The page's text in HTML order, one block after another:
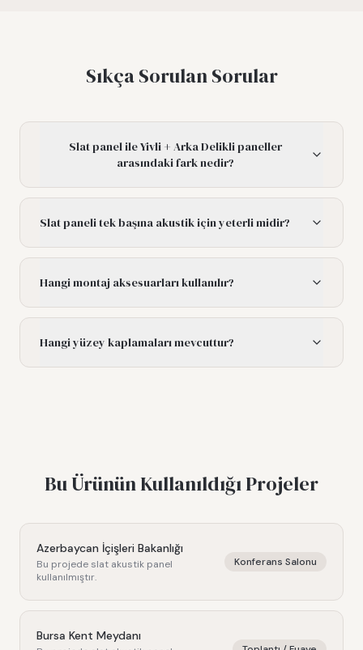
Sıkça Sorulan Sorular
Slat panel ile Yivli + Arka Delikli paneller
arasındaki fark nedir?
Slat paneli tek başına akustik için yeterli midir?
Hangi montaj aksesuarları kullanılır?
Hangi yüzey kaplamaları mevcuttur?
Bu Ürünün Kullanıldığı Projeler
Azerbaycan İçişleri Bakanlığı
Bu projede slat akustik panel
kullanılmıştır.
Konferans Salonu
Bursa Kent Meydanı